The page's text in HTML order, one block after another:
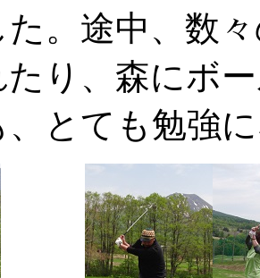
。途中、数
り、森にボ
、とても勉強